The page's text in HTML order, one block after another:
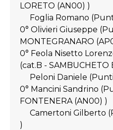
LORETO (AN00) )
Foglia Romano
0° Olivieri Giuseppe
MONTEGRANARO
0° Feola Nisetto
(cat.B - SAMBUCHETO
Peloni Daniele (Punti
0° Mancini Sandrino
FONTENERA (AN00) )
Camertoni Gilberto
)